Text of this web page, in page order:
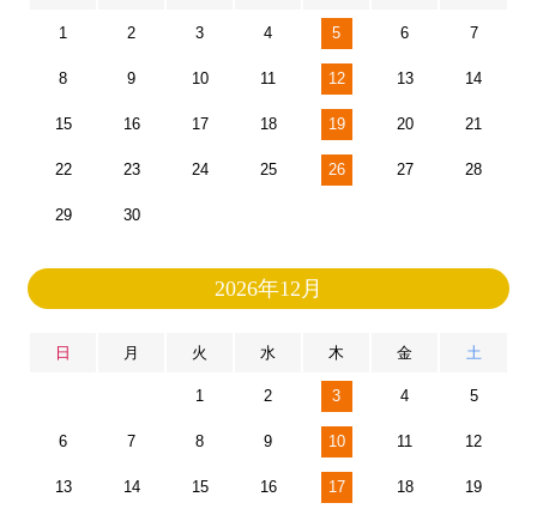
1 2 3 4 5 6 7
8 9 10 11 12 13 14
15 16 17 18 19 20 21
22 23 24 25 26 27 28
29 30
2026年12月
日 月 火 水 木 金 土
1 2 3 4 5
6 7 8 9 10 11 12
13 14 15 16 17 18 19